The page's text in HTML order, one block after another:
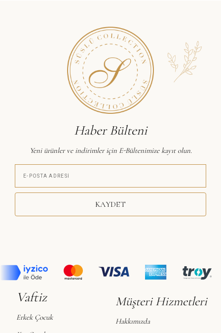
Haber Bülteni
Yeni ürünler ve indirimler için E-Bültenimize kayıt olun.
KAYDET
Vaftiz
Erkek Çocuk
Müşteri Hizmetleri
Hakkımızda